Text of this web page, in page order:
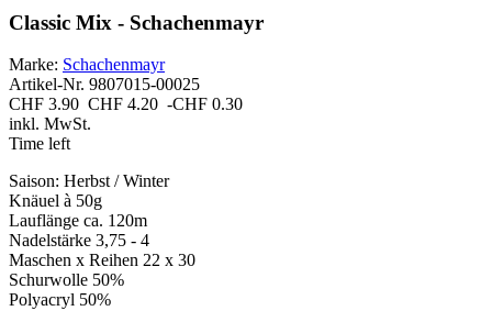
Classic Mix - Schachenmayr
Marke: Schachenmayr
Artikel-Nr. 9807015-00025
CHF 3.90 CHF 4.20 -CHF 0.30
inkl. MwSt.
Time left
Saison: Herbst / Winter
Knäuel à 50g
Lauflänge ca. 120m
Nadelstärke 3,75 - 4
Maschen x Reihen 22 x 30
Schurwolle 50%
Polyacryl 50%